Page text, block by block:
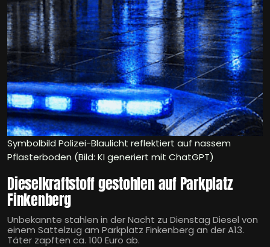
Symbolbild Polizei-Blaulicht reflektiert auf nassem
Pflasterboden (Bild: KI generiert mit ChatGPT)
Dieselkraftstoff gestohlen auf Parkplatz
Finkenberg
Unbekannte stahlen in der Nacht zu Dienstag Diesel von
einem Sattelzug am Parkplatz Finkenberg an der A13.
Täter zapften ca. 100 Euro ab.